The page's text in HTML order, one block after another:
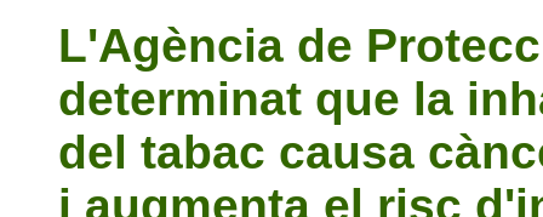
L'Agència de
determinat que la
del tabac causa
i augmenta el risc